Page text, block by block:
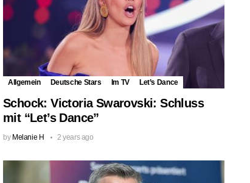
Allgemein Deutsche Stars Im TV Let’s Dance
Schock: Victoria Swarovski: Schluss
mit “Let’s Dance”
by Melanie H 2 years ago